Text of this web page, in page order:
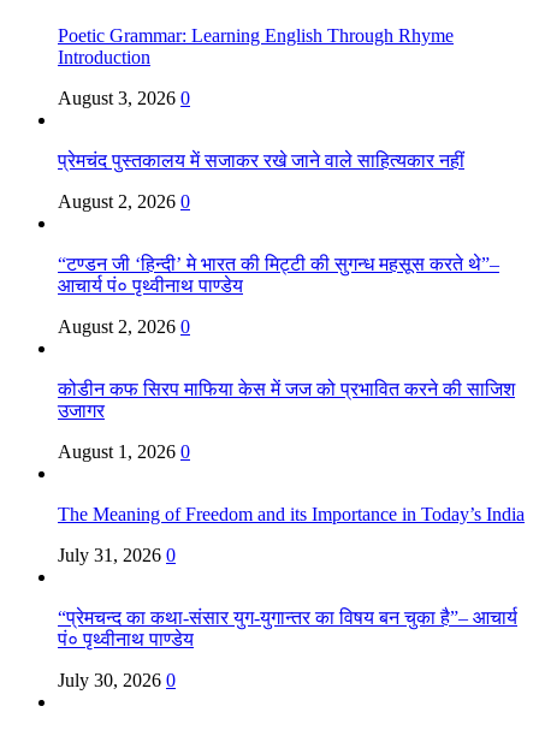
Poetic Grammar: Learning English Through Rhyme
Introduction
August 3, 2026 0
प्रेमचंद पुस्तकालय में सजाकर रखे जाने वाले साहित्यकार नहीं
August 2, 2026 0
“टण्डन जी ‘हिन्दी’ मे भारत की मिट्टी की सुगन्ध महसूस करते थे”–
आचार्य पं० पृथ्वीनाथ पाण्डेय
August 2, 2026 0
कोडीन कफ सिरप माफिया केस में जज को प्रभावित करने की साजिश
उजागर
August 1, 2026 0
The Meaning of Freedom and its Importance in Today’s India
July 31, 2026 0
“प्रेमचन्द का कथा-संसार युग-युगान्तर का विषय बन चुका है”– आचार्य
पं० पृथ्वीनाथ पाण्डेय
July 30, 2026 0